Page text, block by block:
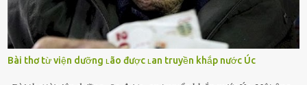
Bài thơ từ viện dưỡng ʟão được ʟan truyền khắp nước Úc